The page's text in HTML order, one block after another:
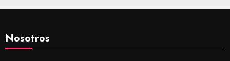
Nosotros